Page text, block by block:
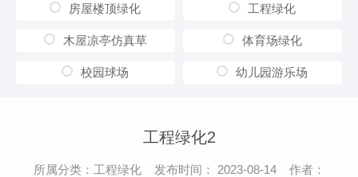
房屋楼顶绿化 工程绿化
木屋凉亭仿真草 体育场绿化
校园球场 幼儿园游乐场
工程绿化2
所属分类：工程绿化 发布时间： 2023-08-14 作者：